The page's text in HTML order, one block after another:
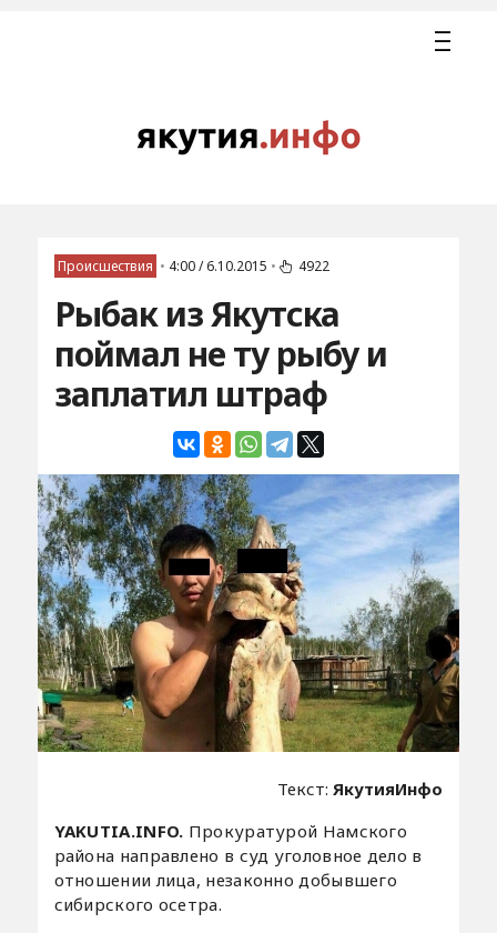
Происшествия • 4:00 / 6.10.2015 • 4922
Рыбак из Якутска
поймал не ту рыбу и
заплатил штраф
Текст:ЯкутияИнфо
YAKUTIA.INFO. Прокуратурой Намского
района направлено в суд уголовное дело в
отношении лица, незаконно добывшего
сибирского осетра.